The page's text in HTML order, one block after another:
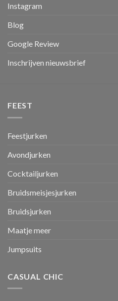
Instagram
Blog
Google Review
Inschrijven nieuwsbrief
FEEST
Feestjurken
Avondjurken
Cocktailjurken
Bruidsmeisjesjurken
Bruidsjurken
Maatje meer
Jumpsuits
CASUAL CHIC